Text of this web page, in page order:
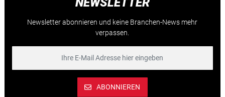
Newsletter abonnieren und keine Branchen-News mehr
verpassen.
ABONNIEREN